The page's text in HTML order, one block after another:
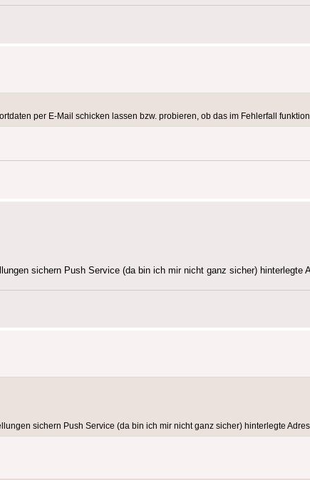
per E-Mail schicken lassen bzw. probieren, ob das im Fehlerfall
sichern Push Service (da bin ich mir nicht ganz sicher) hinterlegte
sichern Push Service (da bin ich mir nicht ganz sicher) hinterlegte